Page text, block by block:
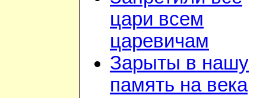
цари всем
царевичам
Зарыты в нашу
память на века